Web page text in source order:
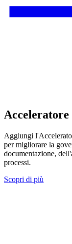
Acceleratore
Aggiungi
per migliorare la
documentazione,
processi.
Scopri di più